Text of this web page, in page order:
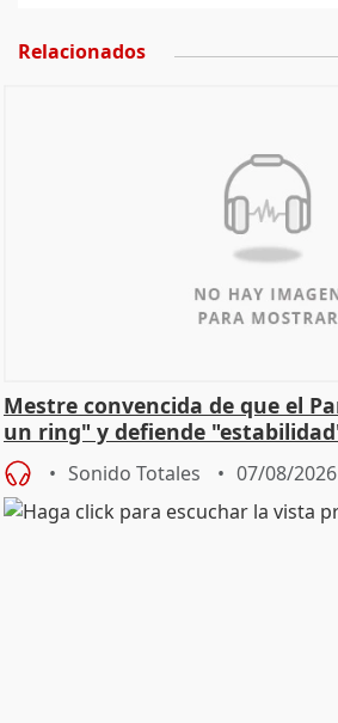
Relacionados
Mestre convencida de que el
un ring" y defiende
Vox
Sonido Totales 07/08/2026